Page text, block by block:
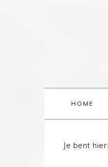
HOME
Je bent hier: